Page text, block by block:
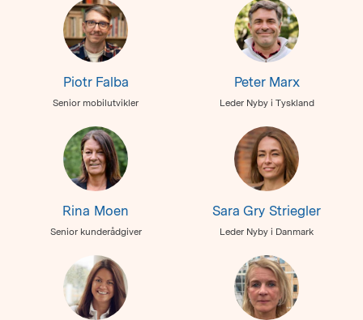
Piotr Falba
Senior mobilutvikler
Peter Marx
Leder Nyby i Tyskland
Rina Moen
Senior kunderådgiver
Sara Gry Striegler
Leder Nyby i Danmark